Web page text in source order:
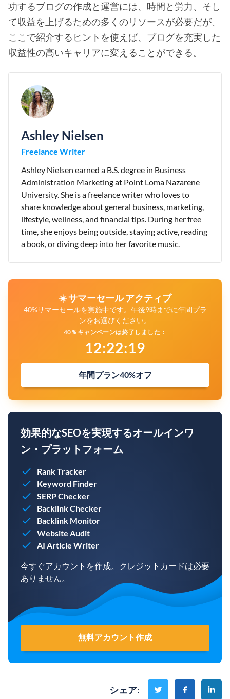
功するブログの作成と運営には、時間と労力、そし
て収益を上げるための多くのリソースが必要だが、
ここで紹介するヒントを使えば、ブログを充実した
収益性の高いキャリアに変えることができる。
Ashley Nielsen
Freelance Writer
Ashley Nielsen earned a B.S. degree in Business
Administration Marketing at Point Loma Nazarene
University. She is a freelance writer who loves to
share knowledge about general business, marketing,
lifestyle, wellness, and financial tips. During her free
time, she enjoys being outside, staying active, reading
a book, or diving deep into her favorite music.
☀️ サマーセール アクティブ
40%サマーセールを実施中です。午後9時までに年間プラ
ンをお選びください。
40％キャンペーンは終了しました：
12:22:18
年間プラン40%オフ
効果的なSEOを実現するオールインワ
ン・プラットフォーム
Rank Tracker
Keyword Finder
SERP Checker
Backlink Checker
Backlink Monitor
Website Audit
AI Article Writer
今すぐアカウントを作成。クレジットカードは必要
ありません。
無料アカウント作成
シェア: